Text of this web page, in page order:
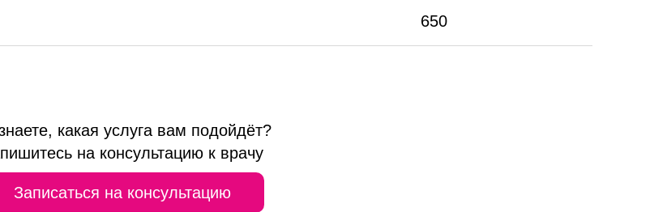
650
Записаться на консультацию
какая услуга вам подойдёт?
на консультацию к врачу